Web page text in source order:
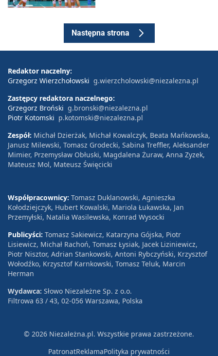
Następna strona
Redaktor naczelny:
Grzegorz Wierzchołowski g.wierzcholowski@niezalezna.pl
Zastępcy redaktora naczelnego:
Grzegorz Broński g.bronski@niezalezna.pl
Piotr Kotomski p.kotomski@niezalezna.pl
Zespół: Michał Dzierżak, Michał Kowalczyk, Beata Mańkowska,
Janusz Milewski, Tomasz Grodecki, Sabina Treffler, Aleksander
Mimier, Przemysław Obłuski, Magdalena Żuraw, Anna Zyzek,
Mateusz Mol, Mateusz Święcicki
Współpracownicy: Tomasz Duklanowski, Agnieszka
Kołodziejczyk, Hubert Kowalski, Mariola Łukawska, Jan
Przemyłski, Natalia Wasilewska, Konrad Wysocki
Publicyści: Tomasz Sakiewicz, Katarzyna Gójska, Piotr
Lisiewicz, Michał Rachoń, Tomasz Łysiak, Jacek Liziniewicz,
Piotr Nisztor, Adrian Stankowski, Antoni Rybczyński, Krzysztof
Wołodźko, Krzysztof Karnkowski, Tomasz Teluk, Marcin
Herman
Wydawca: Słowo Niezależne Sp. z o.o.
Filtrowa 63 / 43, 02-056 Warszawa, Polska
© 2026 Niezależna.pl. Wszystkie prawa zastrzeżone.
PatronatReklamaPolityka prywatności